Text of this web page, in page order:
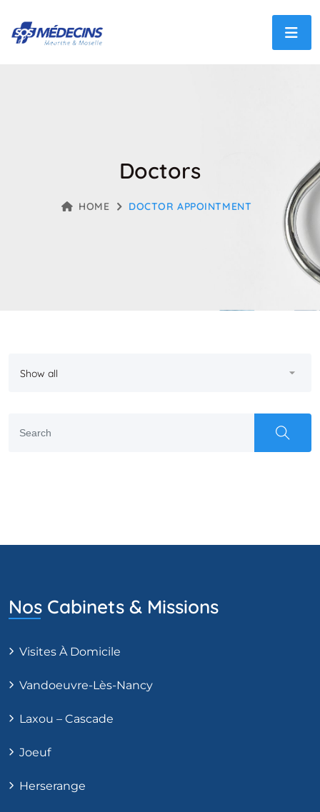
Doctors
HOME DOCTOR APPOINTMENT
Nos Cabinets & Missions
Visites À Domicile
Vandoeuvre-Lès-Nancy
Laxou – Cascade
Joeuf
Herserange